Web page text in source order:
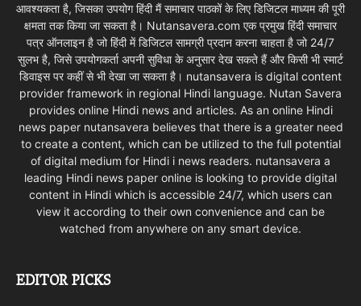
आवश्यकता है, जिसका उपयोग हिंदी मैं समाचार पाठकों के लिए डिजिटल माध्यम की पूरी
क्षमता तक किया जा सकता है। Nutansavera.com एक प्रमुख हिंदी समाचार
पत्र ऑनलाइन है जो हिंदी में डिजिटल सामग्री प्रदान करना चाहता है जो 24/7
सुलभ है, जिसे उपयोगकर्ता अपनी सुविधा के अनुसार देख सकते हैं और किसी भी स्मार्ट
डिवाइस पर कहीं से भी देखा जा सकता है। nutansavera is digital content
provider framework in regional Hindi language. Nutan Savera
provides online Hindi news and articles. As an online Hindi
news paper nutansavera believes that there is a greater need
to create a content, which can be utilized to the full potential
of digital medium for Hindi i news readers. nutansavera a
leading Hindi news paper online is looking to provide digital
content in Hindi which is accessible 24/7, which users can
view it according to their own convenience and can be
watched from anywhere on any smart device.
EDITOR PICKS